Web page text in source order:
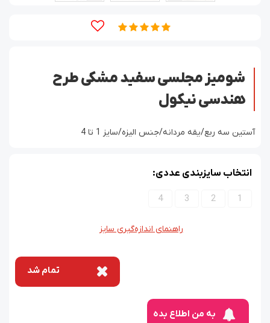
شومیز مجلسی سفید مشکی طرح
هندسی نیکول
آستین سه ربع/یقه مردانه/جنس الیزه/سایز 1 تا 4
انتخاب سایزبندی عددی:
1
2
3
4
راهنمای اندازه‌گیری سایز
تمام شد
به من اطلاع بده